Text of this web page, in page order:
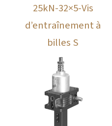
25kN-32×5-Vis
d’entraînement à
billes S